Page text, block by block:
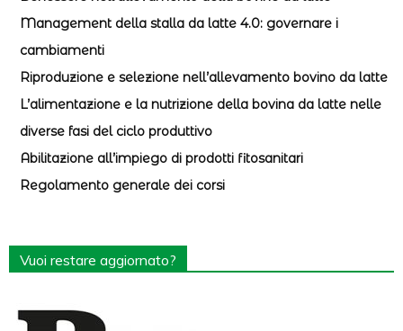
Management della stalla da latte 4.0: governare i
cambiamenti
Riproduzione e selezione nell’allevamento bovino da latte
L’alimentazione e la nutrizione della bovina da latte nelle
diverse fasi del ciclo produttivo
Abilitazione all’impiego di prodotti fitosanitari
Regolamento generale dei corsi
Vuoi restare aggiornato?